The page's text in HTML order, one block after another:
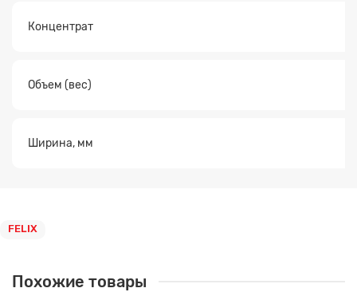
Концентрат
Объем (вес)
Ширина, мм
FELIX
Похожие товары